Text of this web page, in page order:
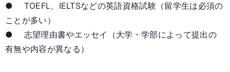
● TOEFL、IELTSなどの英語資格試験（留学生は必須の
ことが多い）
● 志望理由書やエッセイ（大学・学部によって提出の
有無や内容が異なる）